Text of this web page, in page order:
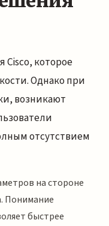
Cisco, которое
Однако при
возникают
отсутствием
на стороне
Понимание
быстрее